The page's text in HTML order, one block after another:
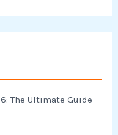
The Ultimate Guide